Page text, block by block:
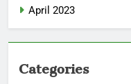
April 2023
Categories